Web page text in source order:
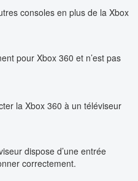
consoles en plus de la Xbox
pour Xbox 360 et n’est pas
la Xbox 360 à un téléviseur
dispose d’une entrée
correctement.